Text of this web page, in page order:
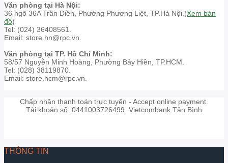
Văn phòng tại Hà Nội:
36 ngõ 36A Trần Điền, Phường Phương Liệt, TP.Hà Nội.(Xem bản
đồ)
Tel: (024) 36408561.
Email: store.hn@rpc.vn.
Văn phòng tại TP. Hồ Chí Minh:
58/57 Nguyễn Minh Hoàng, Phường Bảy Hiền, TP.HCM.
Tel: (028) 38119870.
Email: store.hcm@rpc.vn.
Chấp nhận thanh toán trực tuyến - Accept online payment.
Tài khoản số: 0441003726499. Vietcombank Tân Bình
THÔNG TIN